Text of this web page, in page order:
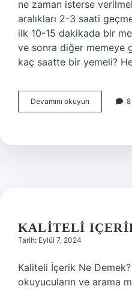
ne zaman isterse
aralıkları 2-3 saati
ilk 10-15 dakikada bir
ve sonra diğer memeye
kaç saatte bir yemeli?
Devamını okuyun Yenidoğan
Ne
8
KALITELI
Tarih: Eylül 7, 2024
Kaliteli İçerik Ne
okuyucuların ve arama